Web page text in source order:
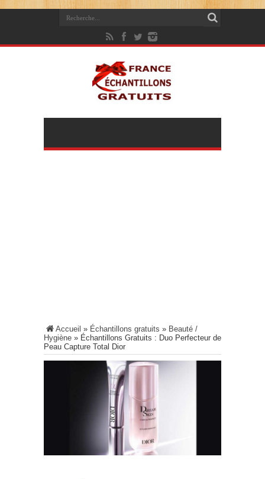
Accueil » Échantillons gratuits » Beauté /
Hygiène » Échantillons Gratuits : Duo Perfecteur de
Peau Capture Total Dior